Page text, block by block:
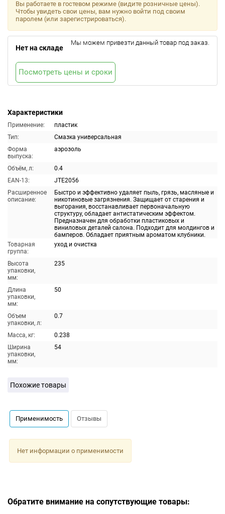
Характеристики
Применение:
пластик
Тип:
Смазка универсальная
Форма
выпуска:
аэрозоль
Объём, л:
0.4
EAN-13:
JTE2056
Расширенное
описание:
Быстро и эффективно удаляет пыль, грязь, масляные и
никотиновые загрязнения. Защищает от старения и
выгорания, восстанавливает первоначальную
структуру, обладает антистатическим эффектом.
Предназначен для обработки пластиковых и
виниловых деталей салона. Подходит для молдингов и
бамперов. Обладает приятным ароматом клубники.
Товарная
группа:
уход и очистка
Высота
упаковки,
мм:
235
Длина
упаковки,
мм:
50
Объем
упаковки, л:
0.7
Масса, кг:
0.238
Ширина
упаковки,
мм:
54
Вы работаете в гостевом режиме (видите розничные цены).
Чтобы увидеть свои цены, вам нужно войти под своим
паролем (или зарегистрироваться).
Нет на складе
Мы можем привезти данный товар под заказ.
Посмотреть цены и сроки
Похожие товары
Применимость Отзывы
Нет информации о применимости
Обратите внимание на сопутствующие товары: